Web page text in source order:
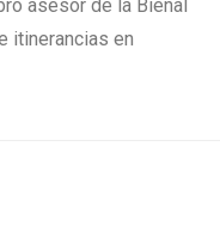
asesor de la Bienal
itinerancias en